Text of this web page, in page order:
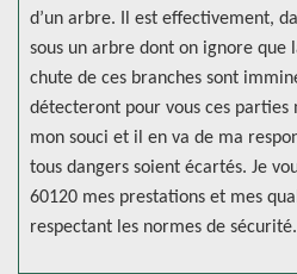
d’un arbre. Il est effectivement,
sous un arbre dont on ignore que
chute de ces branches sont
détecteront pour vous ces parties
mon souci et il en va de ma
tous dangers soient écartés. Je
60120 mes prestations et mes
respectant les normes de sécurité.